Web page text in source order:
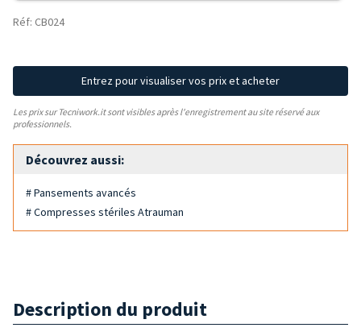
Réf: CB024
Entrez pour visualiser vos prix et acheter
Les prix sur Tecniwork.it sont visibles après l'enregistrement au site réservé aux
professionnels.
Découvrez aussi:
# Pansements avancés
# Compresses stériles Atrauman
Description du produit